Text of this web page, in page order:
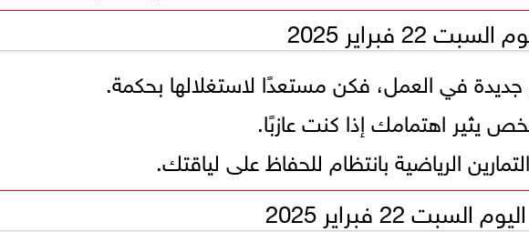
فبراير 2025
في العمل، فكن مستعدًا لاستغلالها بحكمة.
يثير اهتمامك إذا كنت عازبًا.
الرياضية بانتظام للحفاظ على لياقتك.
22 فبراير 2025